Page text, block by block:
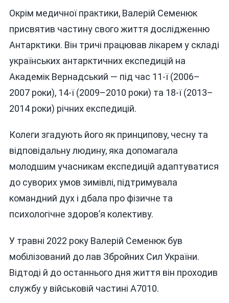
Окрім медичної практики, Валерій Семенюк
присвятив частину свого життя дослідженню
Антарктики. Він тричі працював лікарем у складі
українських антарктичних експедицій на
Академік Вернадський — під час 11-ї (2006–
2007 роки), 14-ї (2009–2010 роки) та 18-ї (2013–
2014 роки) річних експедицій.
Колеги згадують його як принципову, чесну та
відповідальну людину, яка допомагала
молодшим учасникам експедицій адаптуватися
до суворих умов зимівлі, підтримувала
командний дух і дбала про фізичне та
психологічне здоров’я колективу.
У травні 2022 року Валерій Семенюк був
мобілізований до лав Збройних Сил України.
Відтоді й до останнього дня життя він проходив
службу у військовій частині А7010.